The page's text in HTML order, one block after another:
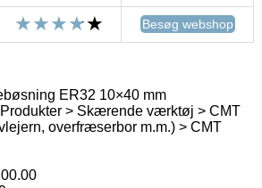
Besøg webshop
ER32 10×40 mm
> Skærende værktøj > CMT
overfræserbor m.m.) > CMT